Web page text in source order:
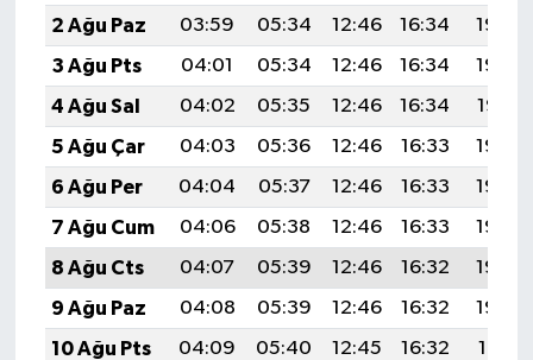
2 Ağu Paz
03:59 05:34 12:46 16:34
19:49
3 Ağu Pts
04:01 05:34 12:46 16:34
19:48
4 Ağu Sal
04:02 05:35 12:46 16:34
19:47
5 Ağu Çar
04:03 05:36 12:46 16:33
19:46
6 Ağu Per
04:04 05:37 12:46 16:33
19:45
7 Ağu Cum
04:06 05:38 12:46 16:33
19:44
8 Ağu Cts
04:07 05:39 12:46 16:32
19:43
9 Ağu Paz
04:08 05:39 12:46 16:32
19:42
10 Ağu Pts
04:09 05:40 12:45 16:32
19:41